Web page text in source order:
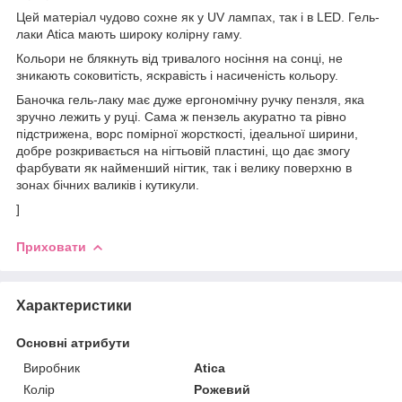
Цей матеріал чудово сохне як у UV лампах, так і в LED. Гель-
лаки Atica мають широку колірну гаму.
Кольори не блякнуть від тривалого носіння на сонці, не
зникають соковитість, яскравість і насиченість кольору.
Баночка гель-лаку має дуже ергономічну ручку пензля, яка
зручно лежить у руці. Сама ж пензель акуратно та рівно
підстрижена, ворс помірної жорсткості, ідеальної ширини,
добре розкривається на нігтьовій пластині, що дає змогу
фарбувати як найменший нігтик, так і велику поверхню в
зонах бічних валиків і кутикули.
]
Приховати
Характеристики
Основні атрибути
Виробник
Atica
Колір
Рожевий